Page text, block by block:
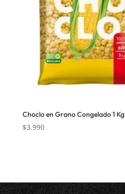
Choclo en Grano Congelado 1
$3.990